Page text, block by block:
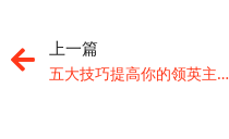
上一篇
五大技巧提高你的领英主页关注度